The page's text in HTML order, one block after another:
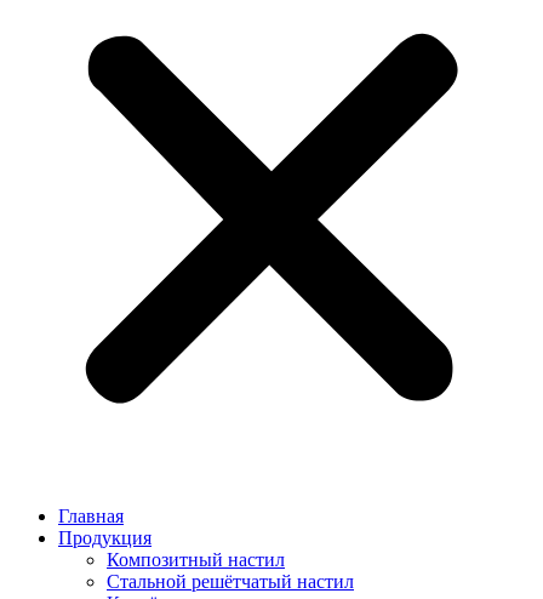
Главная
Продукция
Композитный настил
Стальной решётчатый настил